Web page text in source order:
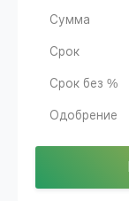
Сумма
Срок
Срок без %
Одобрение